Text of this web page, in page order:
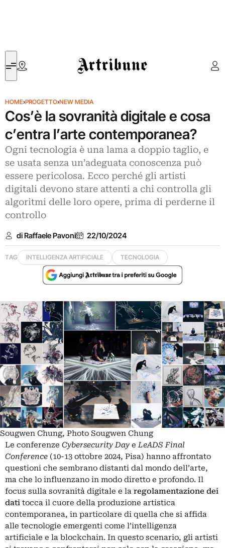
Artribune
HOME›PROGETTO›NEW MEDIA
Cos’è la sovranità digitale e cosa
c’entra l’arte contemporanea?
Ogni tecnologia è una lama a doppio taglio, e
se usata senza un’adeguata conoscenza può
essere pericolosa. Ecco perché gli artisti
digitali devono stare attenti a chi controlla gli
algoritmi delle loro opere, prima di perderne il
controllo
di Raffaele Pavoni 22/10/2024
TAG INTELLIGENZA ARTIFICIALE TECNOLOGIA
Sougwen Chung, Photo Sougwen Chung
Le conferenze Cybersecurity Day eLeADS Final
Conference (10-13 ottobre 2024, Pisa) hanno affrontato
questioni che sembrano distanti dal mondo dell’arte,
ma che lo influenzano in modo diretto e profondo. Il
focus sulla sovranità digitale e la regolamentazione dei
dati tocca il cuore della produzione artistica
contemporanea, in particolare di quella che si affida
alle tecnologie emergenti come l’intelligenza
artificiale e la blockchain. In questo scenario, gli artisti